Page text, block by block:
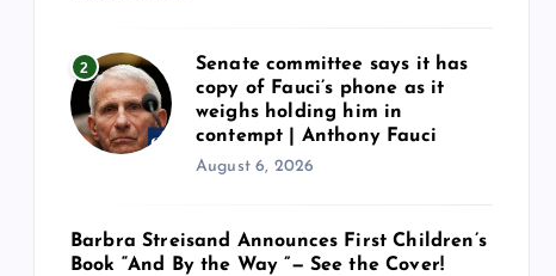
2
Senate committee says it has
copy of Fauci’s phone as it
weighs holding him in
contempt | Anthony Fauci
August 6, 2026
Barbra Streisand Announces First Children’s
Book “And By the Way ”— See the Cover!